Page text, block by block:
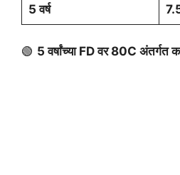
5 वर्ष
🟢 5 वर्षांच्या FD वर 80C अंतर्गत